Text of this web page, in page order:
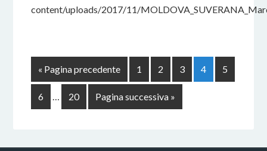
content/uploads/2017/11/
« Pagina precedente 1 2 3 4 5
6 … 20 Pagina successiva »